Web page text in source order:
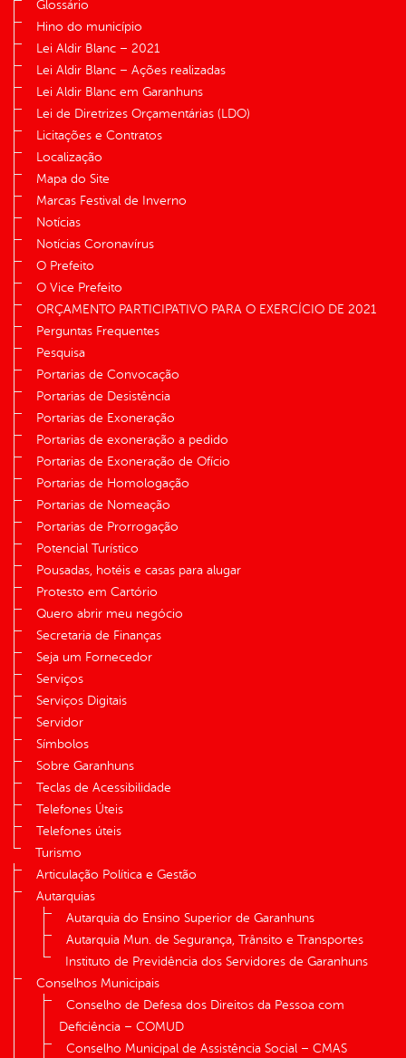
Glossário
Hino do município
Lei Aldir Blanc – 2021
Lei Aldir Blanc – Ações realizadas
Lei Aldir Blanc em Garanhuns
Lei de Diretrizes Orçamentárias (LDO)
Licitações e Contratos
Localização
Mapa do Site
Marcas Festival de Inverno
Notícias
Notícias Coronavírus
O Prefeito
O Vice Prefeito
ORÇAMENTO PARTICIPATIVO PARA O EXERCÍCIO DE 2021
Perguntas Frequentes
Pesquisa
Portarias de Convocação
Portarias de Desistência
Portarias de Exoneração
Portarias de exoneração a pedido
Portarias de Exoneração de Ofício
Portarias de Homologação
Portarias de Nomeação
Portarias de Prorrogação
Potencial Turístico
Pousadas, hotéis e casas para alugar
Protesto em Cartório
Quero abrir meu negócio
Secretaria de Finanças
Seja um Fornecedor
Serviços
Serviços Digitais
Servidor
Símbolos
Sobre Garanhuns
Teclas de Acessibilidade
Telefones Úteis
Telefones úteis
Turismo
Articulação Política e Gestão
Autarquias
Autarquia do Ensino Superior de Garanhuns
Autarquia Mun. de Segurança, Trânsito e Transportes
Instituto de Previdência dos Servidores de Garanhuns
Conselhos Municipais
Conselho de Defesa dos Direitos da Pessoa com
Deficiência – COMUD
Conselho Municipal de Assistência Social – CMAS